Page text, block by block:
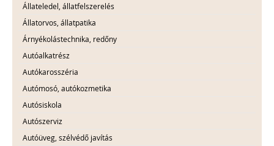
Állateledel, állatfelszerelés
Állatorvos, állatpatika
Árnyékolástechnika, redőny
Autóalkatrész
Autókarosszéria
Autómosó, autókozmetika
Autósiskola
Autószerviz
Autóüveg, szélvédő javítás